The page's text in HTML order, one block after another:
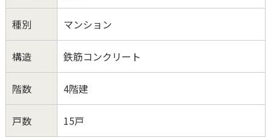
種別 マンション
構造 鉄筋コンクリート
階数 4階建
戸数 15戸